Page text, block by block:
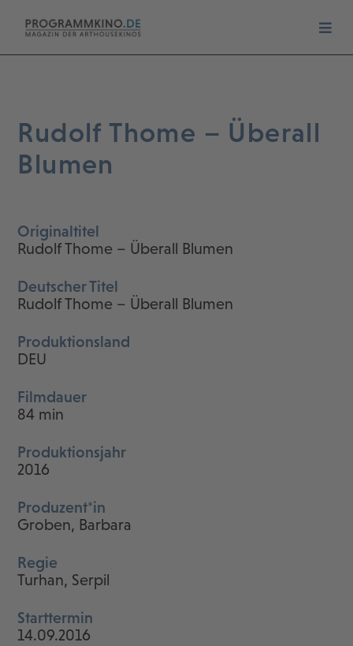
Rudolf Thome – Überall
Blumen
Originaltitel
Rudolf Thome – Überall Blumen
Deutscher Titel
Rudolf Thome – Überall Blumen
Produktionsland
DEU
Filmdauer
84 min
Produktionsjahr
2016
Produzent*in
Groben, Barbara
Regie
Turhan, Serpil
Starttermin
14.09.2016